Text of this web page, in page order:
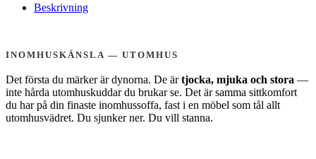
Beskrivning
INOMHUSKÄNSLA — UTOMHUS
Det första du märker är dynorna. De ärtjocka, mjuka och stora —
inte hårda utomhuskuddar du brukar se. Det är samma sittkomfort
du har på din finaste inomhussoffa, fast i en möbel som tål allt
utomhusvädret. Du sjunker ner. Du vill stanna.